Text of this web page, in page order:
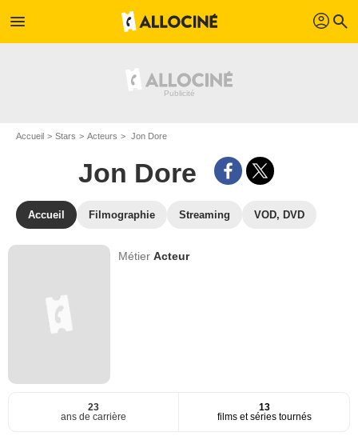
menu profil search
Accueil Stars Acteurs Jon Dore
Jon Dore
Accueil Filmographie Streaming VOD, DVD
MétierActeur
23
ans de carrière
13
films et séries tournés